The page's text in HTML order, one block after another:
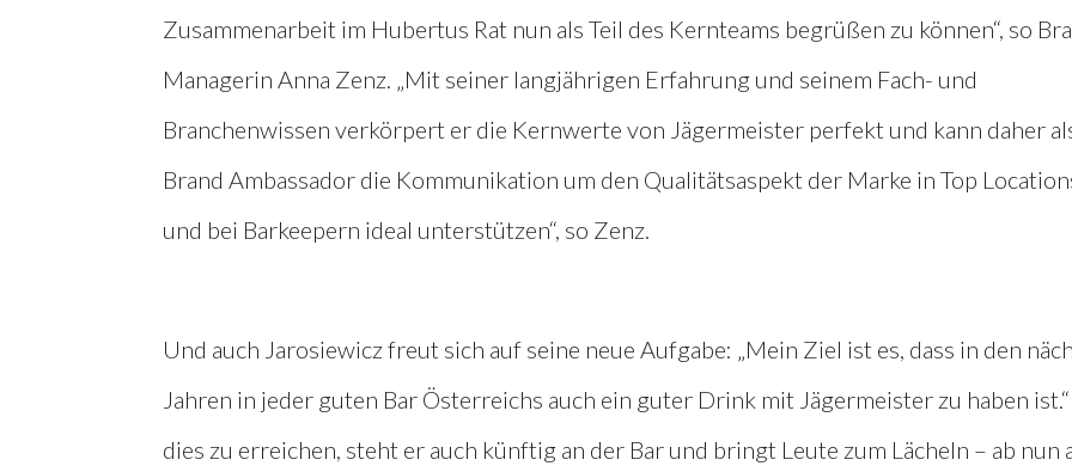
Zusammenarbeit im Hubertus Rat nun als Teil des Kernteams begrüßen zu können“, so
Managerin Anna Zenz. „Mit seiner langjährigen Erfahrung und seinem Fach- und
Branchenwissen verkörpert er die Kernwerte von Jägermeister perfekt und kann daher
Brand Ambassador die Kommunikation um den Qualitätsaspekt der Marke in Top
und bei Barkeepern ideal unterstützen“, so Zenz.
Und auch Jarosiewicz freut sich auf seine neue Aufgabe: „Mein Ziel ist es, dass in den
Jahren in jeder guten Bar Österreichs auch ein guter Drink mit Jägermeister zu haben
dies zu erreichen, steht er auch künftig an der Bar und bringt Leute zum Lächeln – ab nun